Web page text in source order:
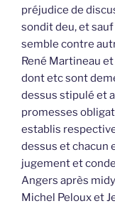
préjudice de
sondit deu, et sauf
semble contre
René Martineau
dont etc sont
dessus stipulé et
promesses
establis
dessus et chacun
jugement et
Angers après
Michel Peloux et